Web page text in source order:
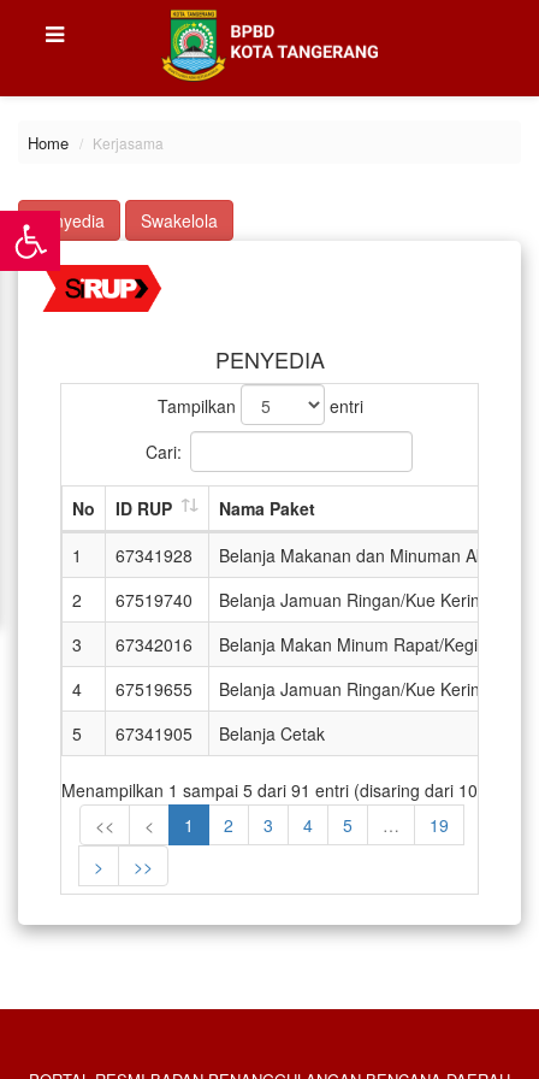
Home Kerjasama
Penyedia Swakelola
PENYEDIA
Tampilkan
entri
Cari:
No ID RUP
Nama Paket
1
67341928
Belanja Makanan dan Minuman Aktivitas
2
67519740
Belanja Jamuan Ringan/Kue Kering
3
67342016
Belanja Makan Minum Rapat/Kegiatan
4
67519655
Belanja Jamuan Ringan/Kue Kering
5
67341905 Belanja Cetak
Menampilkan 1 sampai 5 dari 91 entri (disaring dari 103,946
<<
< 1 2 3 4 5 …
19
>
>>